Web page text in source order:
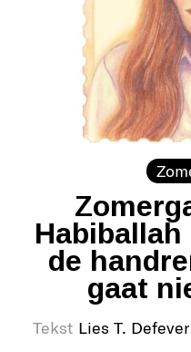
de
gaat
Tekst Lies T. Defever